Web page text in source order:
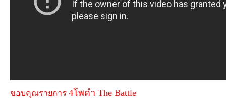
ขอบคุณรายการ 4โพดำ The Battle